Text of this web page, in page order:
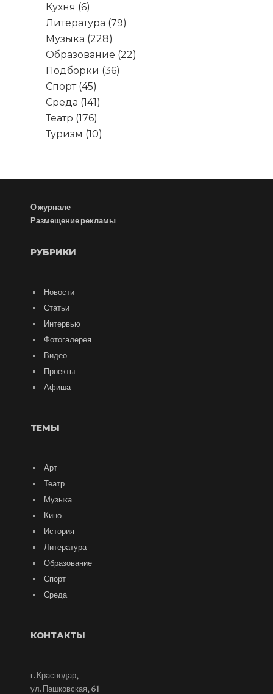
Кухня (6)
Литература (79)
Музыка (228)
Образование (22)
Подборки (36)
Спорт(45)
Среда (141)
Театр (176)
Туризм (10)
О журнале
Размещение рекламы
РУБРИКИ
Новости
Статьи
Интервью
Фотогалерея
Видео
Проекты
Афиша
ТЕМЫ
Арт
Театр
Музыка
Кино
История
Литература
Образование
Спорт
Среда
КОНТАКТЫ
г. Краснодар,
ул. Пашковская, 61